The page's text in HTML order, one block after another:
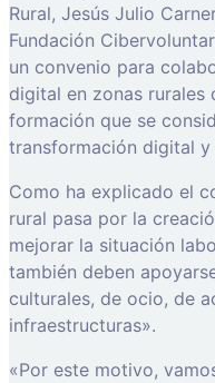
Rural, Jesús Julio
Fundación
un convenio para
digital en zonas rurales
formación que se
transformación digital
Como ha explicado el
rural pasa por la
mejorar la situación
también deben
culturales, de ocio, de
infraestructuras».
«Por este motivo,